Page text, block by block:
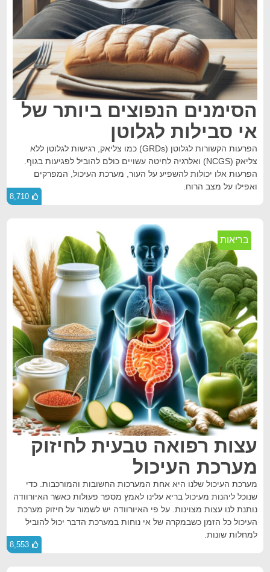
הסימנים הנפוצים ביותר של
אי סבילות לגלוטן
הפרעות הקשורות לגלוטן (GRDs) כמו צליאק, רגישות לגלוטן ללא
צליאק (NCGS) ואלרגיה לחיטה עשויים כולם להוביל לפגיעות בגוף.
הפרעות אלו יכולות להשפיע על העור, מערכת העיכול, המפרקים
ואפילו על מצב הרוח.
8,710
בריאות
עצות רפואה טבעית לחיזוק
מערכת העיכול
מערכת העיכול שלנו היא אחת המערכות החשובות והמורכבות. כדי
שנוכל ליהנות מעיכול בריא עלינו לאמץ מספר פעולות כאשר האיורוודה
נותנת לנו עצות מצוינות. על פי האיורוודה יש לשמור על חיזוק מערכת
העיכול כל הזמן כשבמקרה של אי נוחות במערכת הדבר יכול להוביל
למחלות שונות.
8,553